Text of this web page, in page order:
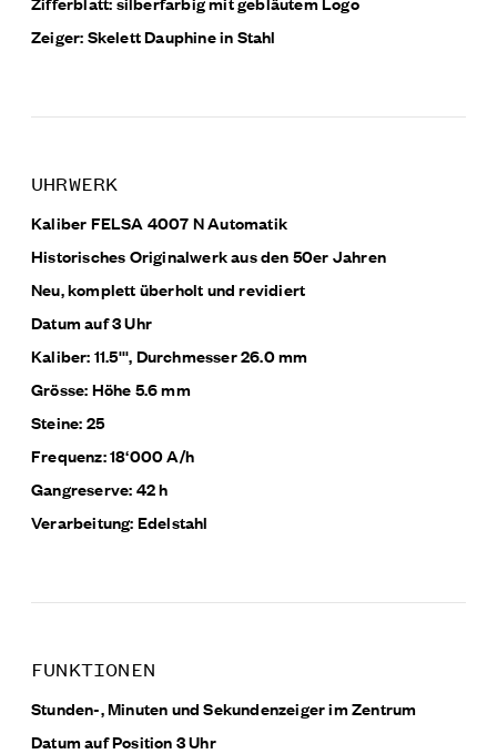
Zeiger: Skelett Dauphine in Stahl
UHRWERK
Kaliber FELSA 4007 N Automatik
Historisches Originalwerk aus den 50er Jahren
Neu, komplett überholt und revidiert
Datum auf 3 Uhr
Kaliber: 11.5''', Durchmesser 26.0 mm
Grösse: Höhe 5.6 mm
Steine: 25
Frequenz: 18‘000 A/h
Gangreserve: 42 h
Verarbeitung: Edelstahl
FUNKTIONEN
Stunden-, Minuten und Sekundenzeiger im Zentrum
Datum auf Position 3 Uhr